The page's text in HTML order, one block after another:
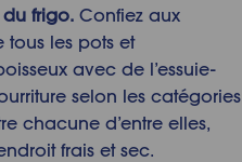
frigo.Confiez aux
tous les pots et
avec de l’essuie-
selon les catégories
chacune d’entre elles,
frais et sec.